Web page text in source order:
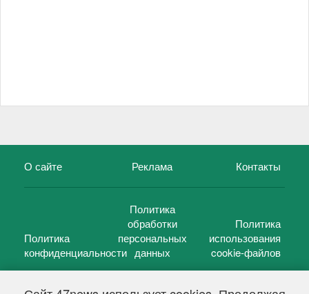
О сайте Реклама Контакты
Политика
конфиденциальности
Политика
обработки
персональных
данных
Политика
использования
cookie-файлов